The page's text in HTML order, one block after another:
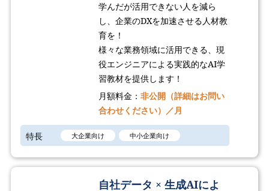
学んだが活用できない人を減ら
し、企業のDXを加速させる人材教
育を！
様々な業務領域に活用できる、現
役エンジニアによる実践的なAI学
習教材を提供します！
月額料金： 非公開（詳細はお問い
合わせください）／月
特長 大企業向け 中小企業向け
自社データ × 生成AIによ